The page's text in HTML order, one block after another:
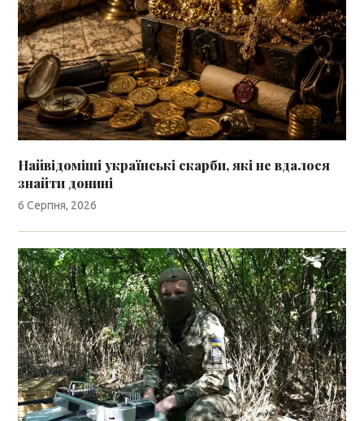
Найвідоміші українські скарби, які не вдалося
знайти донині
6 Серпня, 2026